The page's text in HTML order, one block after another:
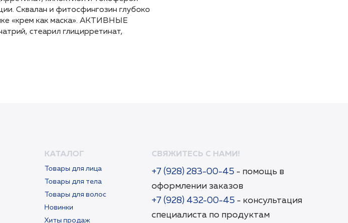
Сквалан и фитосфингозин глубоко
«крем как маска». АКТИВНЫЕ
стеарил глицирретинат,
Сквалан и фитосфингозин глубоко
«крем как маска». АКТИВНЫЕ
стеарил глицирретинат,
КАТАЛОГ
Товары для лица
Товары для тела
Товары для волос
Новинки
Хиты продаж
СВЯЖИТЕСЬ С НАМИ!
+7 (928) 283-00-45 - помощь в
оформлении заказов
+7 (928) 432-00-45 - консультация
специалиста по продуктам